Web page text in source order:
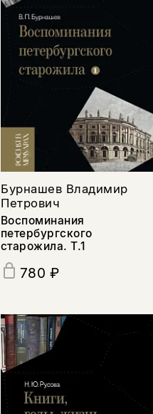
Бурнашев Владимир
Петрович
Воспоминания
петербургского
старожила. Т.1
780 ₽